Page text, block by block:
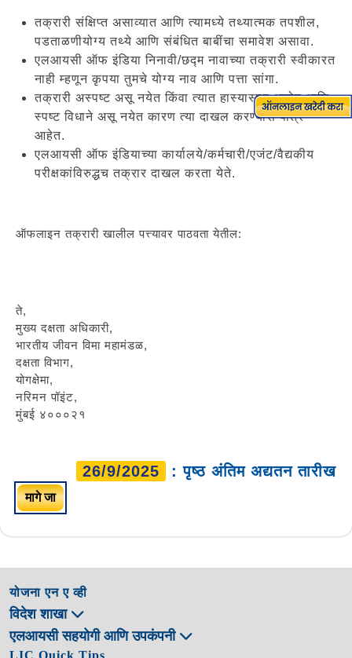
तक्रारी संक्षिप्त असाव्यात आणि त्यामध्ये तथ्यात्मक तपशील,
पडताळणीयोग्य तथ्ये आणि संबंधित बाबींचा समावेश असावा.
एलआयसी ऑफ इंडिया निनावी/छद्म नावाच्या तक्रारी स्वीकारत
नाही म्हणून कृपया तुमचे योग्य नाव आणि पत्ता सांगा.
तक्रारी अस्पष्ट असू नयेत किंवा त्यात हास्यास्पद आरोप आणि
स्पष्ट विधाने असू नयेत कारण त्या दाखल करण्यास पात्र
आहेत.
एलआयसी ऑफ इंडियाच्या कार्यालये/कर्मचारी/एजंट/वैद्यकीय
परीक्षकांविरुद्धच तक्रार दाखल करता येते.
ऑफलाइन तक्रारी खालील पत्त्यावर पाठवता येतील:
ते,
मुख्य दक्षता अधिकारी,
भारतीय जीवन विमा महामंडळ,
दक्षता विभाग,
योगक्षेमा,
नरिमन पॉइंट,
मुंबई ४०००२१
26/9/2025 : पृष्ठ अंतिम अद्यतन तारीख
मागे जा
योजना एन ए व्ही
विदेश शाखा
एलआयसी सहयोगी आणि उपकंपनी
LIC Quick Tips